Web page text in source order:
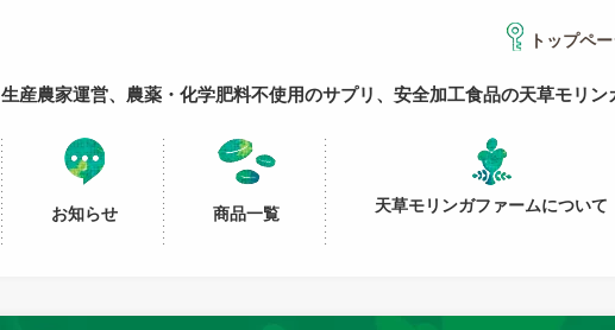
トップペ
生産農家運営、農薬・化学肥料不使用のサプリ、安全加工食品の天草モリン
お知らせ 商品一覧 天草モリンガファームについて